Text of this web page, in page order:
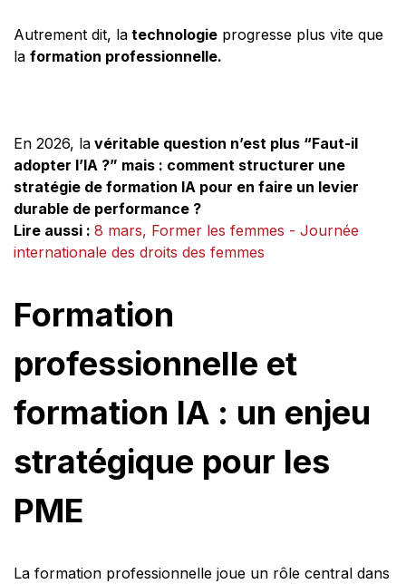
Autrement dit, la technologie progresse plus vite que
la formation professionnelle.
En 2026, la véritable question n’est plus “Faut-il
adopter l’IA ?” mais : comment structurer une
stratégie de formation IA pour en faire un levier
durable de performance ?
Lire aussi : 8 mars, Former les femmes - Journée
internationale des droits des femmes
Formation
professionnelle et
formation IA : un enjeu
stratégique pour les
PME
La formation professionnelle joue un rôle central dans